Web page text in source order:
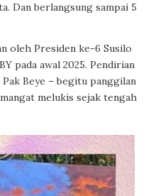
Dan berlangsung sampai 5
oleh Presiden ke-6 Susilo
pada awal 2025. Pendirian
Beye – begitu panggilan
melukis sejak tengah